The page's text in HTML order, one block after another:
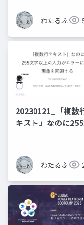
わたるふ
20230121_「複数
キスト」なのに
わたるふ